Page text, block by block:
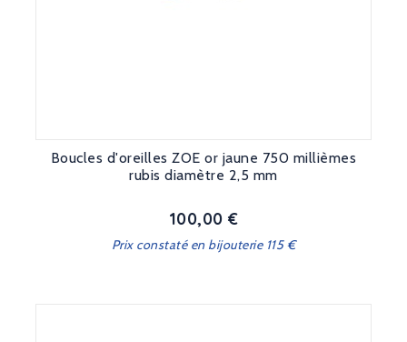
Boucles d'oreilles ZOE or jaune 750 millièmes
rubis diamètre 2,5 mm
Prix
100,00 €
Prix constaté en bijouterie 115 €